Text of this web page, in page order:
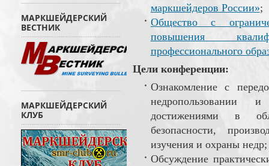
маркшейдеров России»;
Общество с
повышения
профессионального
Цели конференции:
Ознакомление с
недропользовании и
достижениями в
безопасности,
изучения и охраны недр;
Обсуждение
МАРКШЕЙДЕРСКИЙ
ВЕСТНИК
МАРКШЕЙДЕРСКИЙ
КЛУБ